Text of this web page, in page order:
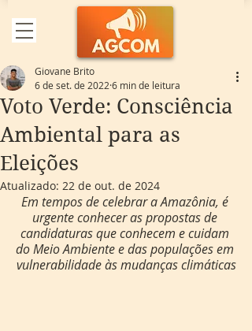
Voto Verde: Consciência
Ambiental para as
Eleições
Giovane Brito
6 de set. de 2022 6 min de leitura
Atualizado: 22 de out. de 2024
Em tempos de celebrar a Amazônia, é
urgente conhecer as propostas de
candidaturas que conhecem e cuidam
do Meio Ambiente e das populações em
vulnerabilidade às mudanças climáticas